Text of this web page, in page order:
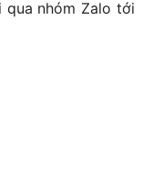
qua nhóm Zalo tới